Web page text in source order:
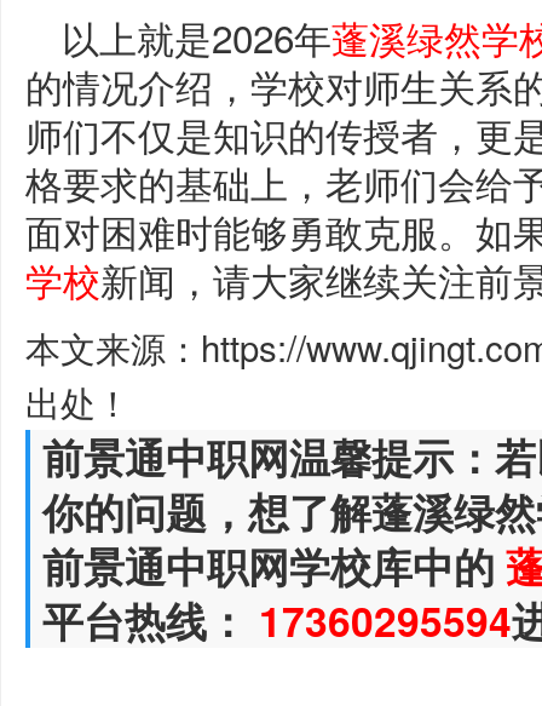
以上就是2026年蓬溪绿然学
的情况介绍，学校对师生关系
师们不仅是知识的传授者，更
格要求的基础上，老师们会给
面对困难时能够勇敢克服。如
学校新闻，请大家继续关注前
本文来源：https://
出处！
前景通中职网温馨提示：
你的问题，想了解蓬溪绿
前景通中职网学校库中的
平台热线： 17360295594